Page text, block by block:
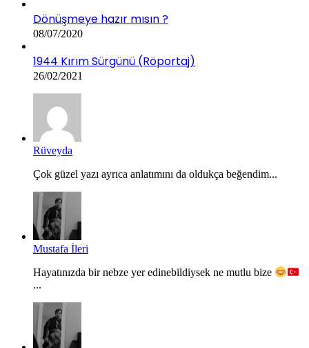
Dönüşmeye hazır mısın ?
08/07/2020
1944 Kırım Sürgünü (Röportaj)
26/02/2021
Rüveyda
Çok güzel yazı ayrıca anlatımını da oldukça beğendim...
Mustafa İleri
Hayatınızda bir nebze yer edinebildiysek ne mutlu bize
...